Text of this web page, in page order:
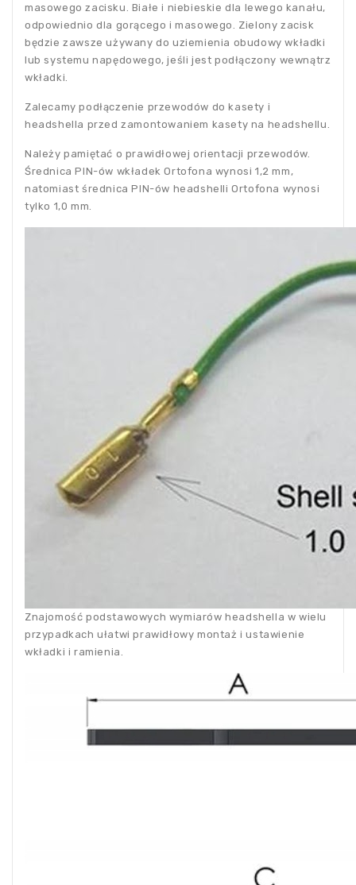
masowego zacisku. Białe i niebieskie dla lewego kanału,
odpowiednio dla gorącego i masowego. Zielony zacisk
będzie zawsze używany do uziemienia obudowy wkładki
lub systemu napędowego, jeśli jest podłączony wewnątrz
wkładki.
Zalecamy podłączenie przewodów do kasety i
headshella przed zamontowaniem kasety na headshellu.
Należy pamiętać o prawidłowej orientacji przewodów.
Średnica PIN-ów wkładek Ortofona wynosi 1,2 mm,
natomiast średnica PIN-ów headshelli Ortofona wynosi
tylko 1,0 mm.
Znajomość podstawowych wymiarów headshella w wielu
przypadkach ułatwi prawidłowy montaż i ustawienie
wkładki i ramienia.